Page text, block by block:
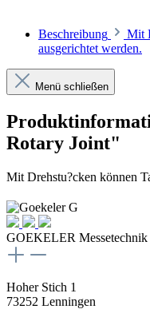
Beschreibung
Mit
ausgerichtet werden.
Menü schließen
Rotary Joint"
Mit Drehstu?cken können
GOEKELER
Hoher Stich 1
73252 Lenningen